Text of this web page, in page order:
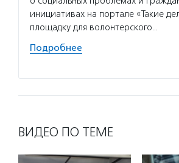
инициативах на портале «Такие
площадку для волонтерского…
Подробнее
ВИДЕО ПО ТЕМЕ